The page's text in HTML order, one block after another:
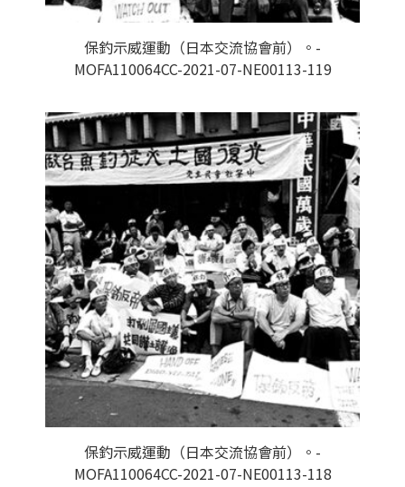
保釣示威運動（日本交流協會前）。-
MOFA110064CC-2021-07-NE00113-119
保釣示威運動（日本交流協會前）。-
MOFA110064CC-2021-07-NE00113-118